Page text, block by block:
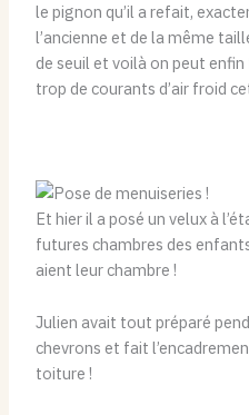
le pignon qu’il a refait,
l’ancienne et de la même
de seuil et voilà on peut
trop de courants d’air froid
Et hier il a posé un velux à
futures chambres des enfants
aient leur chambre !
Julien avait tout préparé
chevrons et fait
toiture !